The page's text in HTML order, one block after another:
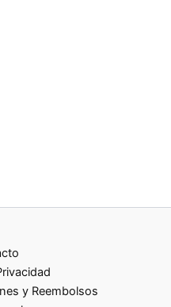
y Reembolsos